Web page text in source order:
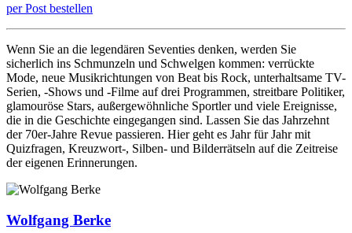
per Post bestellen
Wenn Sie an die legendären Seventies denken, werden Sie
sicherlich ins Schmunzeln und Schwelgen kommen: verrückte
Mode, neue Musikrichtungen von Beat bis Rock, unterhaltsame TV-
Serien, -Shows und -Filme auf drei Programmen, streitbare Politiker,
glamouröse Stars, außergewöhnliche Sportler und viele Ereignisse,
die in die Geschichte eingegangen sind. Lassen Sie das Jahrzehnt
der 70er-Jahre Revue passieren. Hier geht es Jahr für Jahr mit
Quizfragen, Kreuzwort-, Silben- und Bilderrätseln auf die Zeitreise
der eigenen Erinnerungen.
Wolfgang Berke